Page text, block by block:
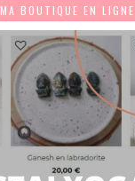
MA BOUTIQUE EN LIGNE